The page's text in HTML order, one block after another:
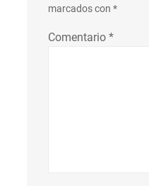
marcados con *
Comentario *